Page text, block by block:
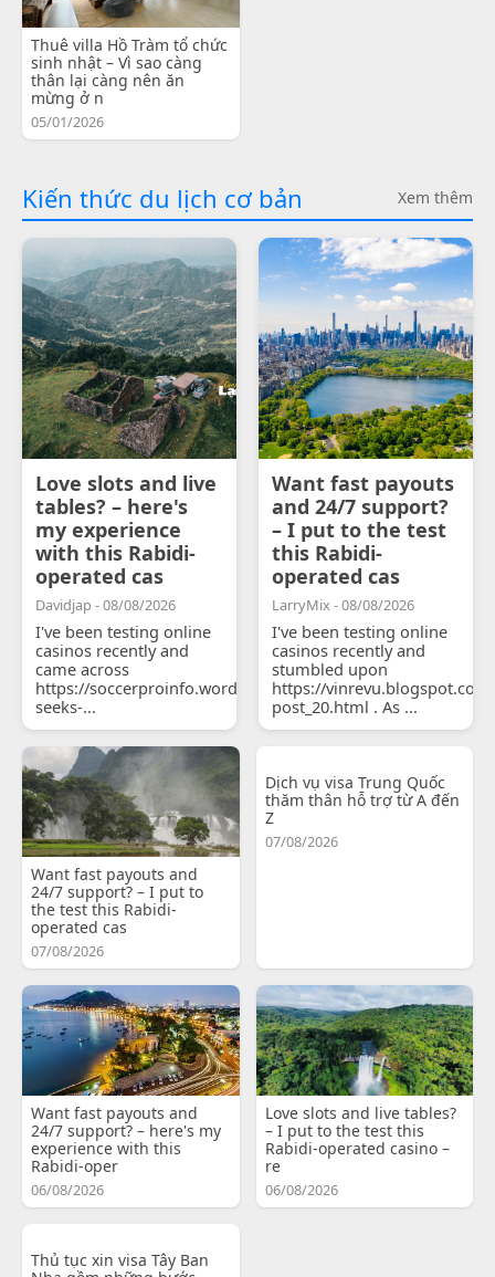
Thuê villa Hồ Tràm tổ chức
sinh nhật – Vì sao càng
thân lại càng nên ăn
mừng ở n
05/01/2026
Kiến thức du lịch cơ bản Xem thêm
Love slots and live
tables? – here's
my experience
with this Rabidi-
operated cas
Davidjap - 08/08/2026
I've been testing online
casinos recently and
came across
https://soccerproinfo.wordpress.com/2026/07/11/courtois-
seeks-...
Want fast payouts
and 24/7 support?
– I put to the test
this Rabidi-
operated cas
LarryMix - 08/08/2026
I've been testing online
casinos recently and
stumbled upon
https://
post_20.html . As ...
Want fast payouts and
24/7 support? – I put to
the test this Rabidi-
operated cas
07/08/2026
Dịch vụ visa Trung Quốc
thăm thân hỗ trợ từ A đến
Z
07/08/2026
Want fast payouts and
24/7 support? – here's my
experience with this
Rabidi-oper
06/08/2026
Love slots and live tables?
– I put to the test this
Rabidi-operated casino –
re
06/08/2026
Thủ tục xin visa Tây Ban